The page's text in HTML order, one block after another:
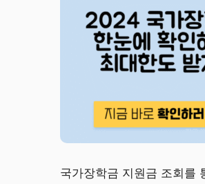
국가장학금 지원금 조회를